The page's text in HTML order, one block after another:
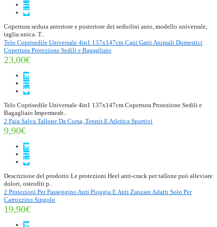
Copertura seduta anteriore e posteriore dei sediolini auto, modello universale,
taglia unica. T..
Telo Coprisedile Universale 4in1 137x147cm Cani Gatti Animali Domestici
Copertura Protezione Sedili e Bagagliaio
23,00€
Telo Coprisedile Universale 4in1 137x147cm Copertura Protezione Sedili e
Bagagliaio Impermeab..
2 Paia Salva Tallone Da Corsa, Tennis E Atletica Sportivi
9,90€
Descrizione del prodotto:Le protezioni Heel anti-crack per tallone può alleviare
dolori, osteofiti p..
2 Protezioni Per Passeggino Anti Pioggia E Anti Zanzare Adatti Solo Per
Carrozzino Singolo
19,90€